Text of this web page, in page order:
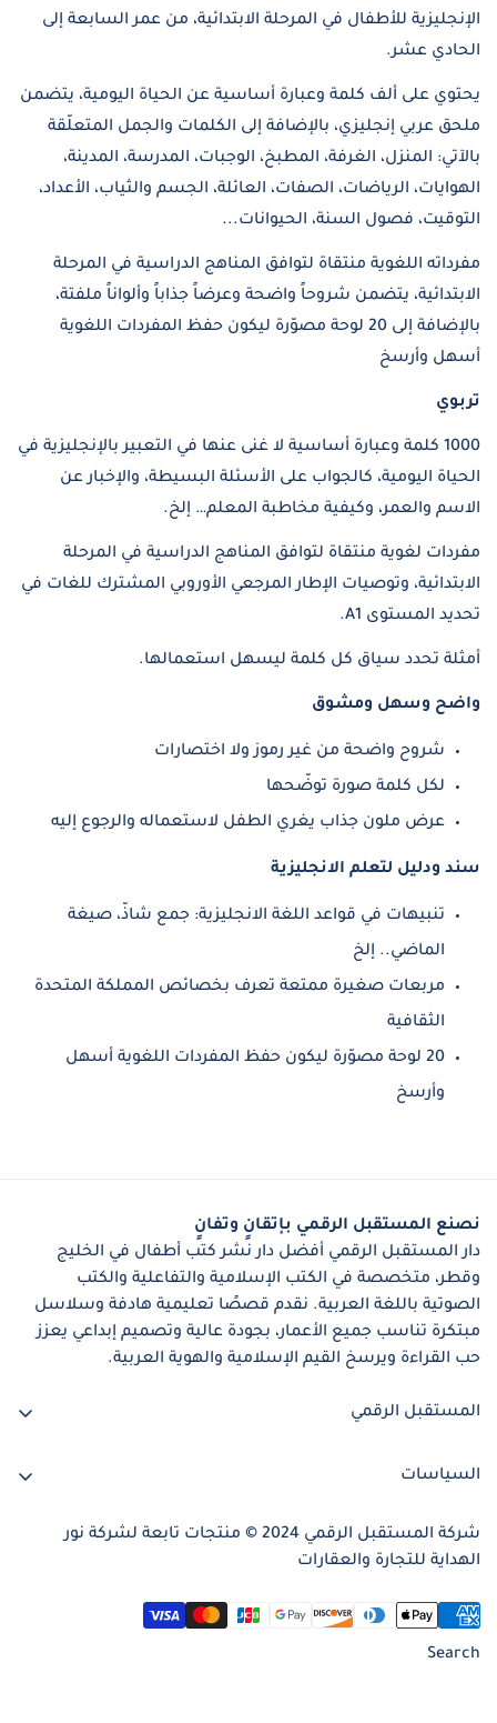
الإنجليزية للأطفال في المرحلة الابتدائية، من عمر السابعة إلى
الحادي عشر.
يحتوي على ألف كلمة وعبارة أساسية عن الحياة اليومية، يتضمن
ملحق عربي إنجليزي، بالإضافة إلى الكلمات والجمل المتعلّقة
بالآتي: المنزل، الغرفة، المطبخ، الوجبات، المدرسة، المدينة،
الهوايات، الرياضات، الصفات، العائلة، الجسم والثياب، الأعداد،
التوقيت، فصول السنة، الحيوانات...
مفرداته اللغوية منتقاة لتوافق المناهج الدراسية في المرحلة
الابتدائية، يتضمن شروحاً واضحة وعرضاً جذاباً وألواناً ملفتة،
بالإضافة إلى 20 لوحة مصوّرة ليكون حفظ المفردات اللغوية
أسهل وأرسخ
تربوي
1000 كلمة وعبارة أساسية لا غنى عنها في التعبير بالإنجليزية في
الحياة اليومية، كالجواب على الأسئلة البسيطة، والإخبار عن
الاسم والعمر، وكيفية مخاطبة المعلم… إلخ.
مفردات لغوية منتقاة لتوافق المناهج الدراسية في المرحلة
الابتدائية، وتوصيات الإطار المرجعي الأوروبي المشترك للغات في
تحديد المستوى A1.
أمثلة تحدد سياق كل كلمة ليسهل استعمالها.
واضح وسهل ومشوق
شروح واضحة من غير رموز ولا اختصارات
لكل كلمة صورة توضّحها
عرض ملون جذاب يغري الطفل لاستعماله والرجوع إليه
سند ودليل لتعلم الانجليزية
تنبيهات في قواعد اللغة الانجليزية: جمع شاذّ، صيغة
الماضي.. إلخ
مربعات صغيرة ممتعة تعرف بخصائص المملكة المتحدة
الثقافية
20 لوحة مصوّرة ليكون حفظ المفردات اللغوية أسهل
وأرسخ
نصنع المستقبل الرقمي بإتقانٍ وتفانٍ
دار المستقبل الرقمي أفضل دار نشر كتب أطفال في الخليج
وقطر، متخصصة في الكتب الإسلامية والتفاعلية والكتب
الصوتية باللغة العربية. نقدم قصصًا تعليمية هادفة وسلاسل
مبتكرة تناسب جميع الأعمار، بجودة عالية وتصميم إبداعي يعزز
حب القراءة ويرسخ القيم الإسلامية والهوية العربية.
المستقبل الرقمي
السياسات
المتجر
شركة المستقبل الرقمي 2024 © منتجات تابعة لشركة نور
الهداية للتجارة والعقارات
Search
Confirm your age
NO, I'M NOT
YES, I AM